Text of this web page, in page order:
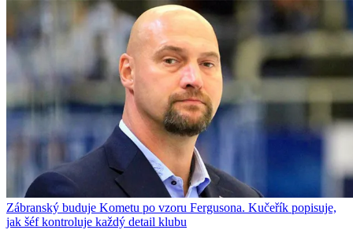
Zábranský buduje Kometu po vzoru Fergusona. Kučeřík popisuje,
jak šéf kontroluje každý detail klubu